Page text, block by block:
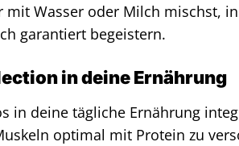
Wasser oder Milch mischst,
garantiert begeistern.
in deine Ernährung
in deine tägliche Ernährung
optimal mit Protein zu